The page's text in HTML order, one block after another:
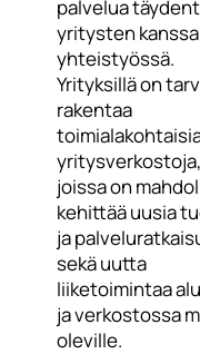
palvelua
yritysten kanssa
yhteistyössä.
Yrityksillä on
rakentaa
joissa on
kehittää uusia
ja
sekä uutta
liiketoimintaa
ja verkostossa
oleville.